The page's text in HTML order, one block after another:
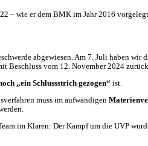
– wie er dem BMK im Jahr 2016
abgewiesen. Am 7. Juli haben wir
Beschluss vom 12. November 2024
„ein Schlussstrich gezogen“ ist.
muss im aufwändigen
im Klaren: Der Kampf um die UVP